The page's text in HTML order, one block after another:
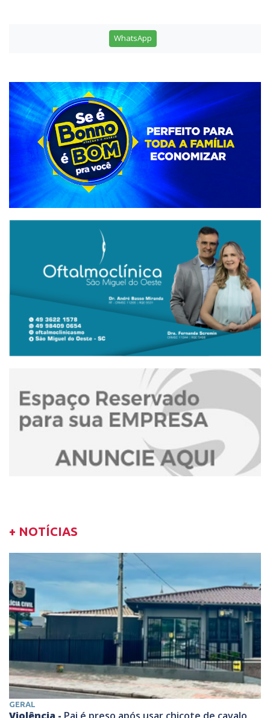
WhatsApp
+ NOTÍCIAS
GERAL
Violência - Pai é preso após usar chicote de cavalo